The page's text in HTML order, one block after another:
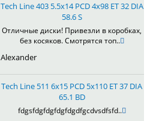
Tech Line 403 5.5x14 PCD 4x98 ET 32 DIA
58.6 S
Отличные диски! Привезли в коробках,
без косяков. Смотрятся топ..
Alexander
Tech Line 511 6x15 PCD 5x110 ET 37 DIA
65.1 BD
fdgsfdgfdgfdgfdgdfgcdvsdfsfd..